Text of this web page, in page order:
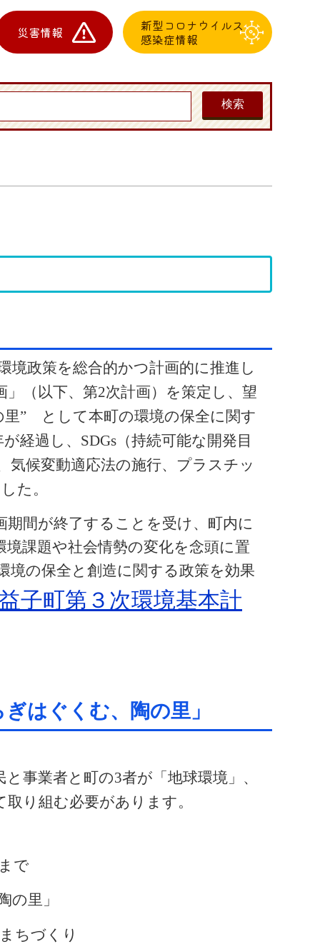
災害情報
新型コロナウイルス
感染症情報
境政策を総合的かつ計画的に推進し
」（以下、第2次計画）を策定し、望
” として本町の環境の保全に関す
が経過し、 SDGs （持続可能な開発目
候変動適応法の施行、プラスチッ
た。
間が終了することを受け、町内に
課題や社会情勢の変化を念頭に置
境の保全と創造に関する政策を効果
子町第３次環境基本計
はぐくむ、陶の里」
と事業者と町の3者が「地球環境」、
り組む必要があります。
で
里」
ちづくり